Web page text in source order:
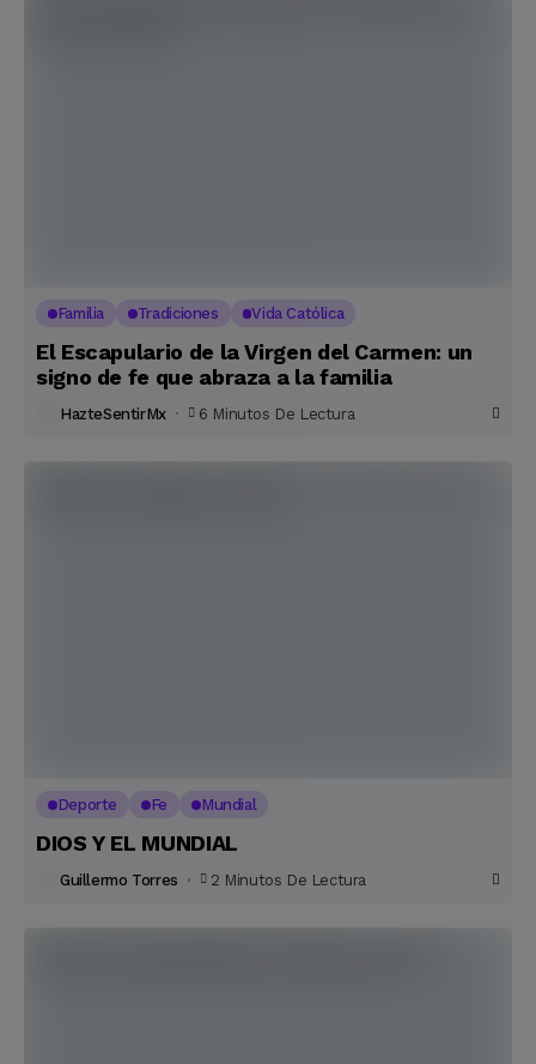
Familia Tradiciones Vida Católica
El Escapulario de la Virgen del Carmen: un
signo de fe que abraza a la familia
HazteSentirMx 6 Minutos De Lectura
Deporte Fe Mundial
DIOS Y EL MUNDIAL
Guillermo Torres 2 Minutos De Lectura